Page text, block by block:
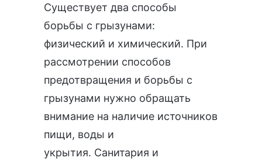
Существует два способы
борьбы с грызунами:
физический и химический. При
рассмотрении способов
предотвращения и борьбы с
грызунами нужно обращать
внимание на наличие источников
пищи, воды и
укрытия. Санитария и